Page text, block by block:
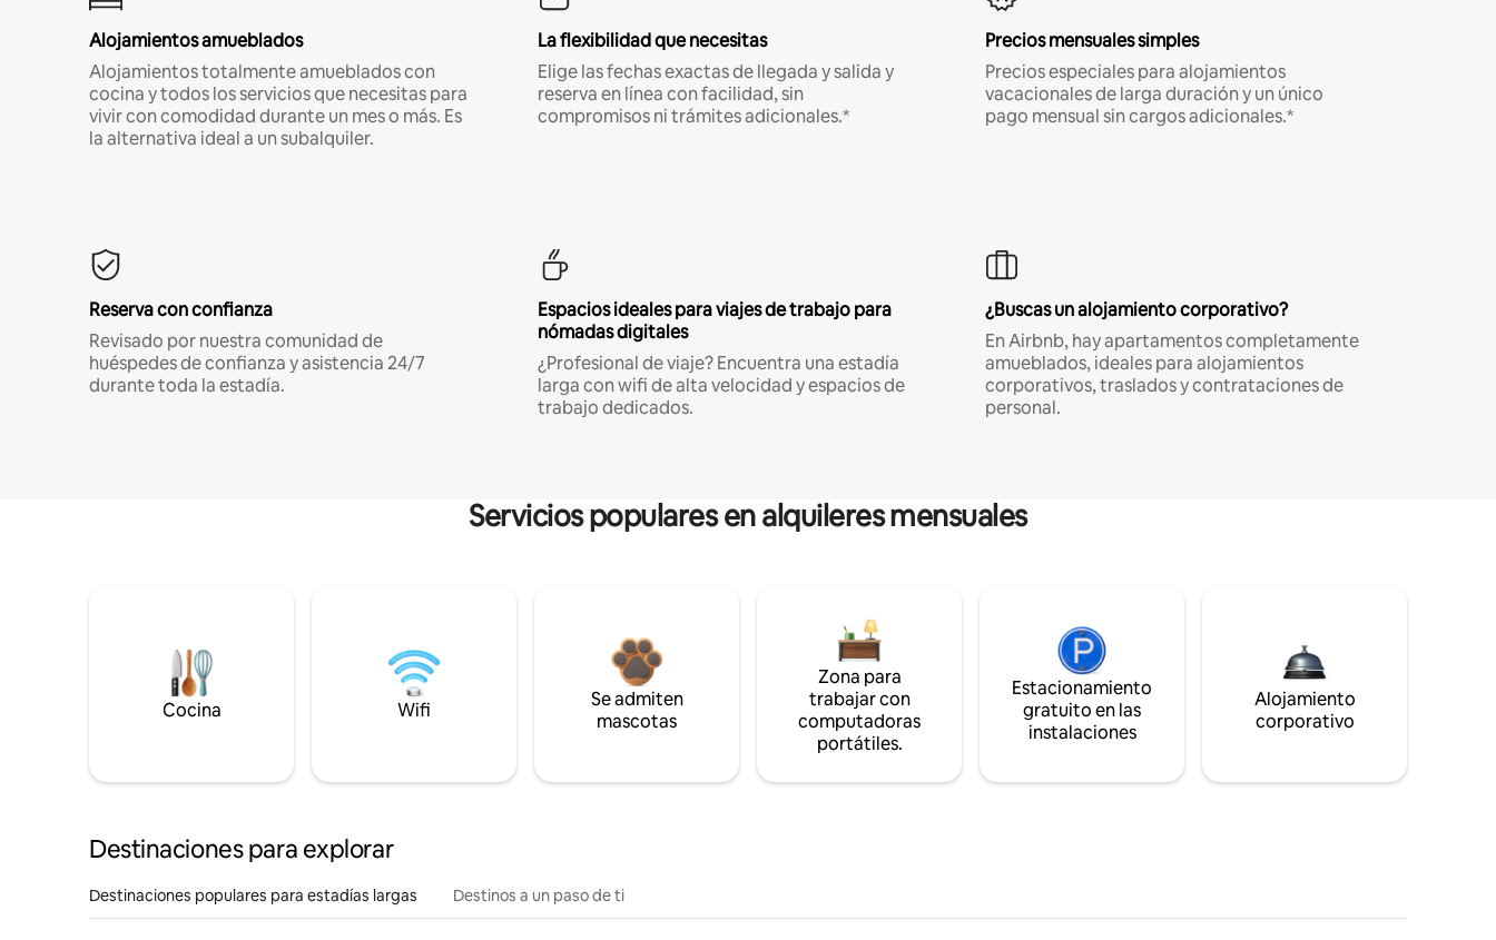
Alojamientos amueblados
Alojamientos totalmente amueblados con
cocina y todos los servicios que necesitas para
vivir con comodidad durante un mes o más. Es
la alternativa ideal a un subalquiler.
La flexibilidad que necesitas
Elige las fechas exactas de llegada y salida y
reserva en línea con facilidad, sin
compromisos ni trámites adicionales.*
Precios mensuales simples
Precios especiales para alojamientos
vacacionales de larga duración y un único
pago mensual sin cargos adicionales.*
Reserva con confianza
Revisado por nuestra comunidad de
huéspedes de confianza y asistencia 24/7
durante toda la estadía.
Espacios ideales para viajes de trabajo para
nómadas digitales
¿Profesional de viaje? Encuentra una estadía
larga con wifi de alta velocidad y espacios de
trabajo dedicados.
¿Buscas un alojamiento corporativo?
En Airbnb, hay apartamentos completamente
amueblados, ideales para alojamientos
corporativos, traslados y contrataciones de
personal.
Servicios populares en alquileres mensuales
Cocina Wifi
Se admiten
mascotas
Zona para
trabajar con
computadoras
portátiles.
Estacionamiento
gratuito en las
instalaciones
Alojamiento
corporativo
Destinaciones para explorar
Destinaciones populares para estadías largas Destinos a un paso de ti